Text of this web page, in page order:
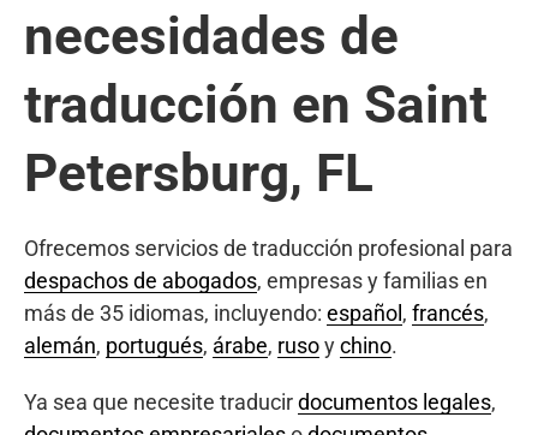
necesidades de
traducción en Saint
Petersburg, FL
Ofrecemos servicios de traducción profesional para
despachos de abogados, empresas y familias en
más de 35 idiomas, incluyendo: español , francés,
alemán, portugués, árabe, rusoychino.
Ya sea que necesite traducirdocumentos legales,